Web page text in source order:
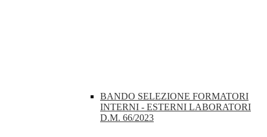
BANDO SELEZIONE FORMATORI
INTERNI - ESTERNI LABORATORI
D.M. 66/2023